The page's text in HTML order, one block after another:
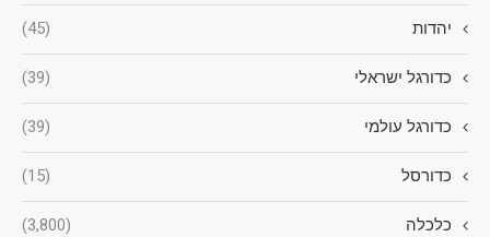
יהדות (45)
כדורגל ישראלי (39)
כדורגל עולמי (39)
כדורסל (15)
כלכלה (3,800)